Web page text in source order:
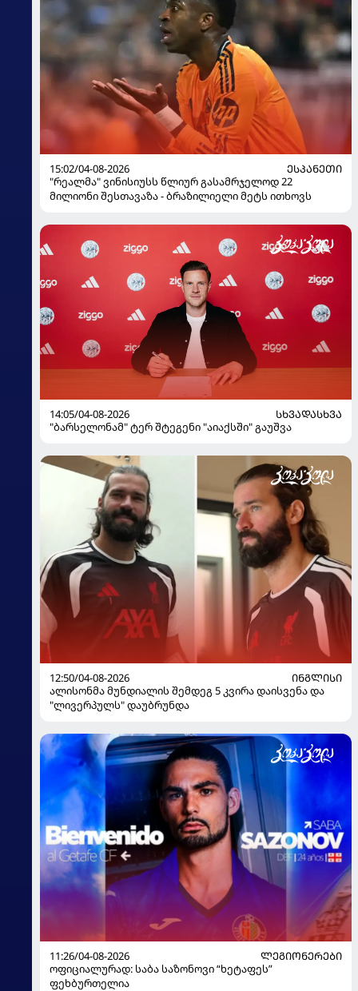
15:02/04-08-2026
ᲔᲡᲞᲐᲜᲔᲗᲘ
"რეალმა" ვინისიუსს წლიურ გასამრჯელოდ 22
მილიონი შესთავაზა - ბრაზილიელი მეტს ითხოვს
14:05/04-08-2026
ᲡᲮᲕᲐᲓᲐᲡᲮᲕᲐ
"ბარსელონამ" ტერ შტეგენი "აიაქსში" გაუშვა
12:50/04-08-2026
ᲘᲜᲒᲚᲘᲡᲘ
ალისონმა მუნდიალის შემდეგ 5 კვირა დაისვენა და
"ლივერპულს" დაუბრუნდა
11:26/04-08-2026
ᲚᲔᲒᲘᲝᲜᲔᲠᲔᲑᲘ
ოფიციალურად: საბა საზონოვი “ხეტაფეს”
ფეხბურთელია